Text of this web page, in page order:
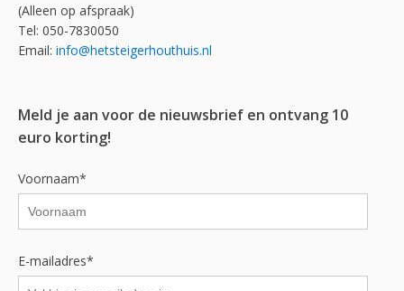
(Alleen op afspraak)
Tel: 050-7830050
Email: info@hetsteigerhouthuis.nl
Meld je aan voor de nieuwsbrief en ontvang 10
euro korting!
Voornaam*
E-mailadres*